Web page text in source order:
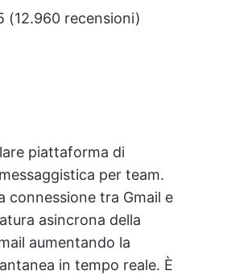
(12.960 recensioni)
piattaforma di
per team.
connessione tra Gmail e
asincrona della
aumentando la
in tempo reale. È